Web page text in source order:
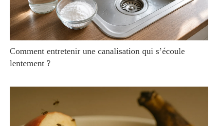
Comment entretenir une canalisation qui s’écoule
lentement ?